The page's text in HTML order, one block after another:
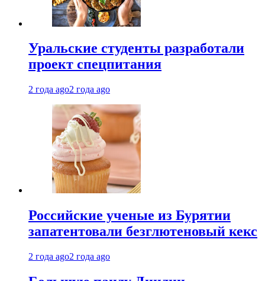
Уральские студенты разработали
проект спецпитания
2 года ago2 года ago
Российские ученые из Бурятии
запатентовали безглютеновый кекс
2 года ago2 года ago